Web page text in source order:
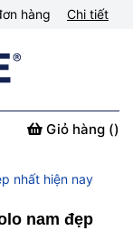
hàng Chi tiết
Giỏ hàng ()
nhất hiện nay
nam đẹp